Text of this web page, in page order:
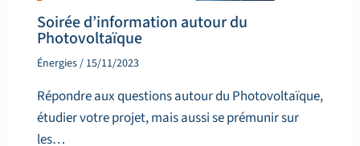
Soirée d’information autour du
Photovoltaïque
Énergies/ 15/11/2023
Répondre aux questions autour du Photovoltaïque,
étudier votre projet, mais aussi se prémunir sur
les…